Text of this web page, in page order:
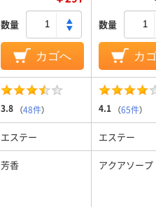
数量
カゴへ
数量
カ
3.8 （48件） 4.1 （65件）
エステー エステー
芳香 アクアソープ